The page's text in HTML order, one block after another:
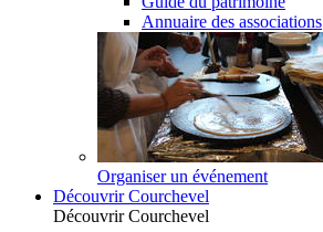
Annuaire des associations
Organiser un événement
Découvrir Courchevel
Découvrir Courchevel